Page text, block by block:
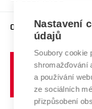
E-přihláška
Závěrečné práce
Doktorské studium
Studium bez bariér
Podpora podnikání
Mezinárodní vědecká
Systém zajišťování
Výzkumné
Transfer znalostí
Open Science
Firemní spolupráce
Zahraniční spolupráce
Spolupráce se školami
Mezinárodní dohody
Univerzitní sítě
O UNIVERZITĚ
Profil univerzity
Udržitelná univerzita
Podnikavá univerzita /
Bezpečná univerzita
Nastavení
údajů
Soubory cookie
shromažďování
a používání
ze sociálních
přizpůsobení